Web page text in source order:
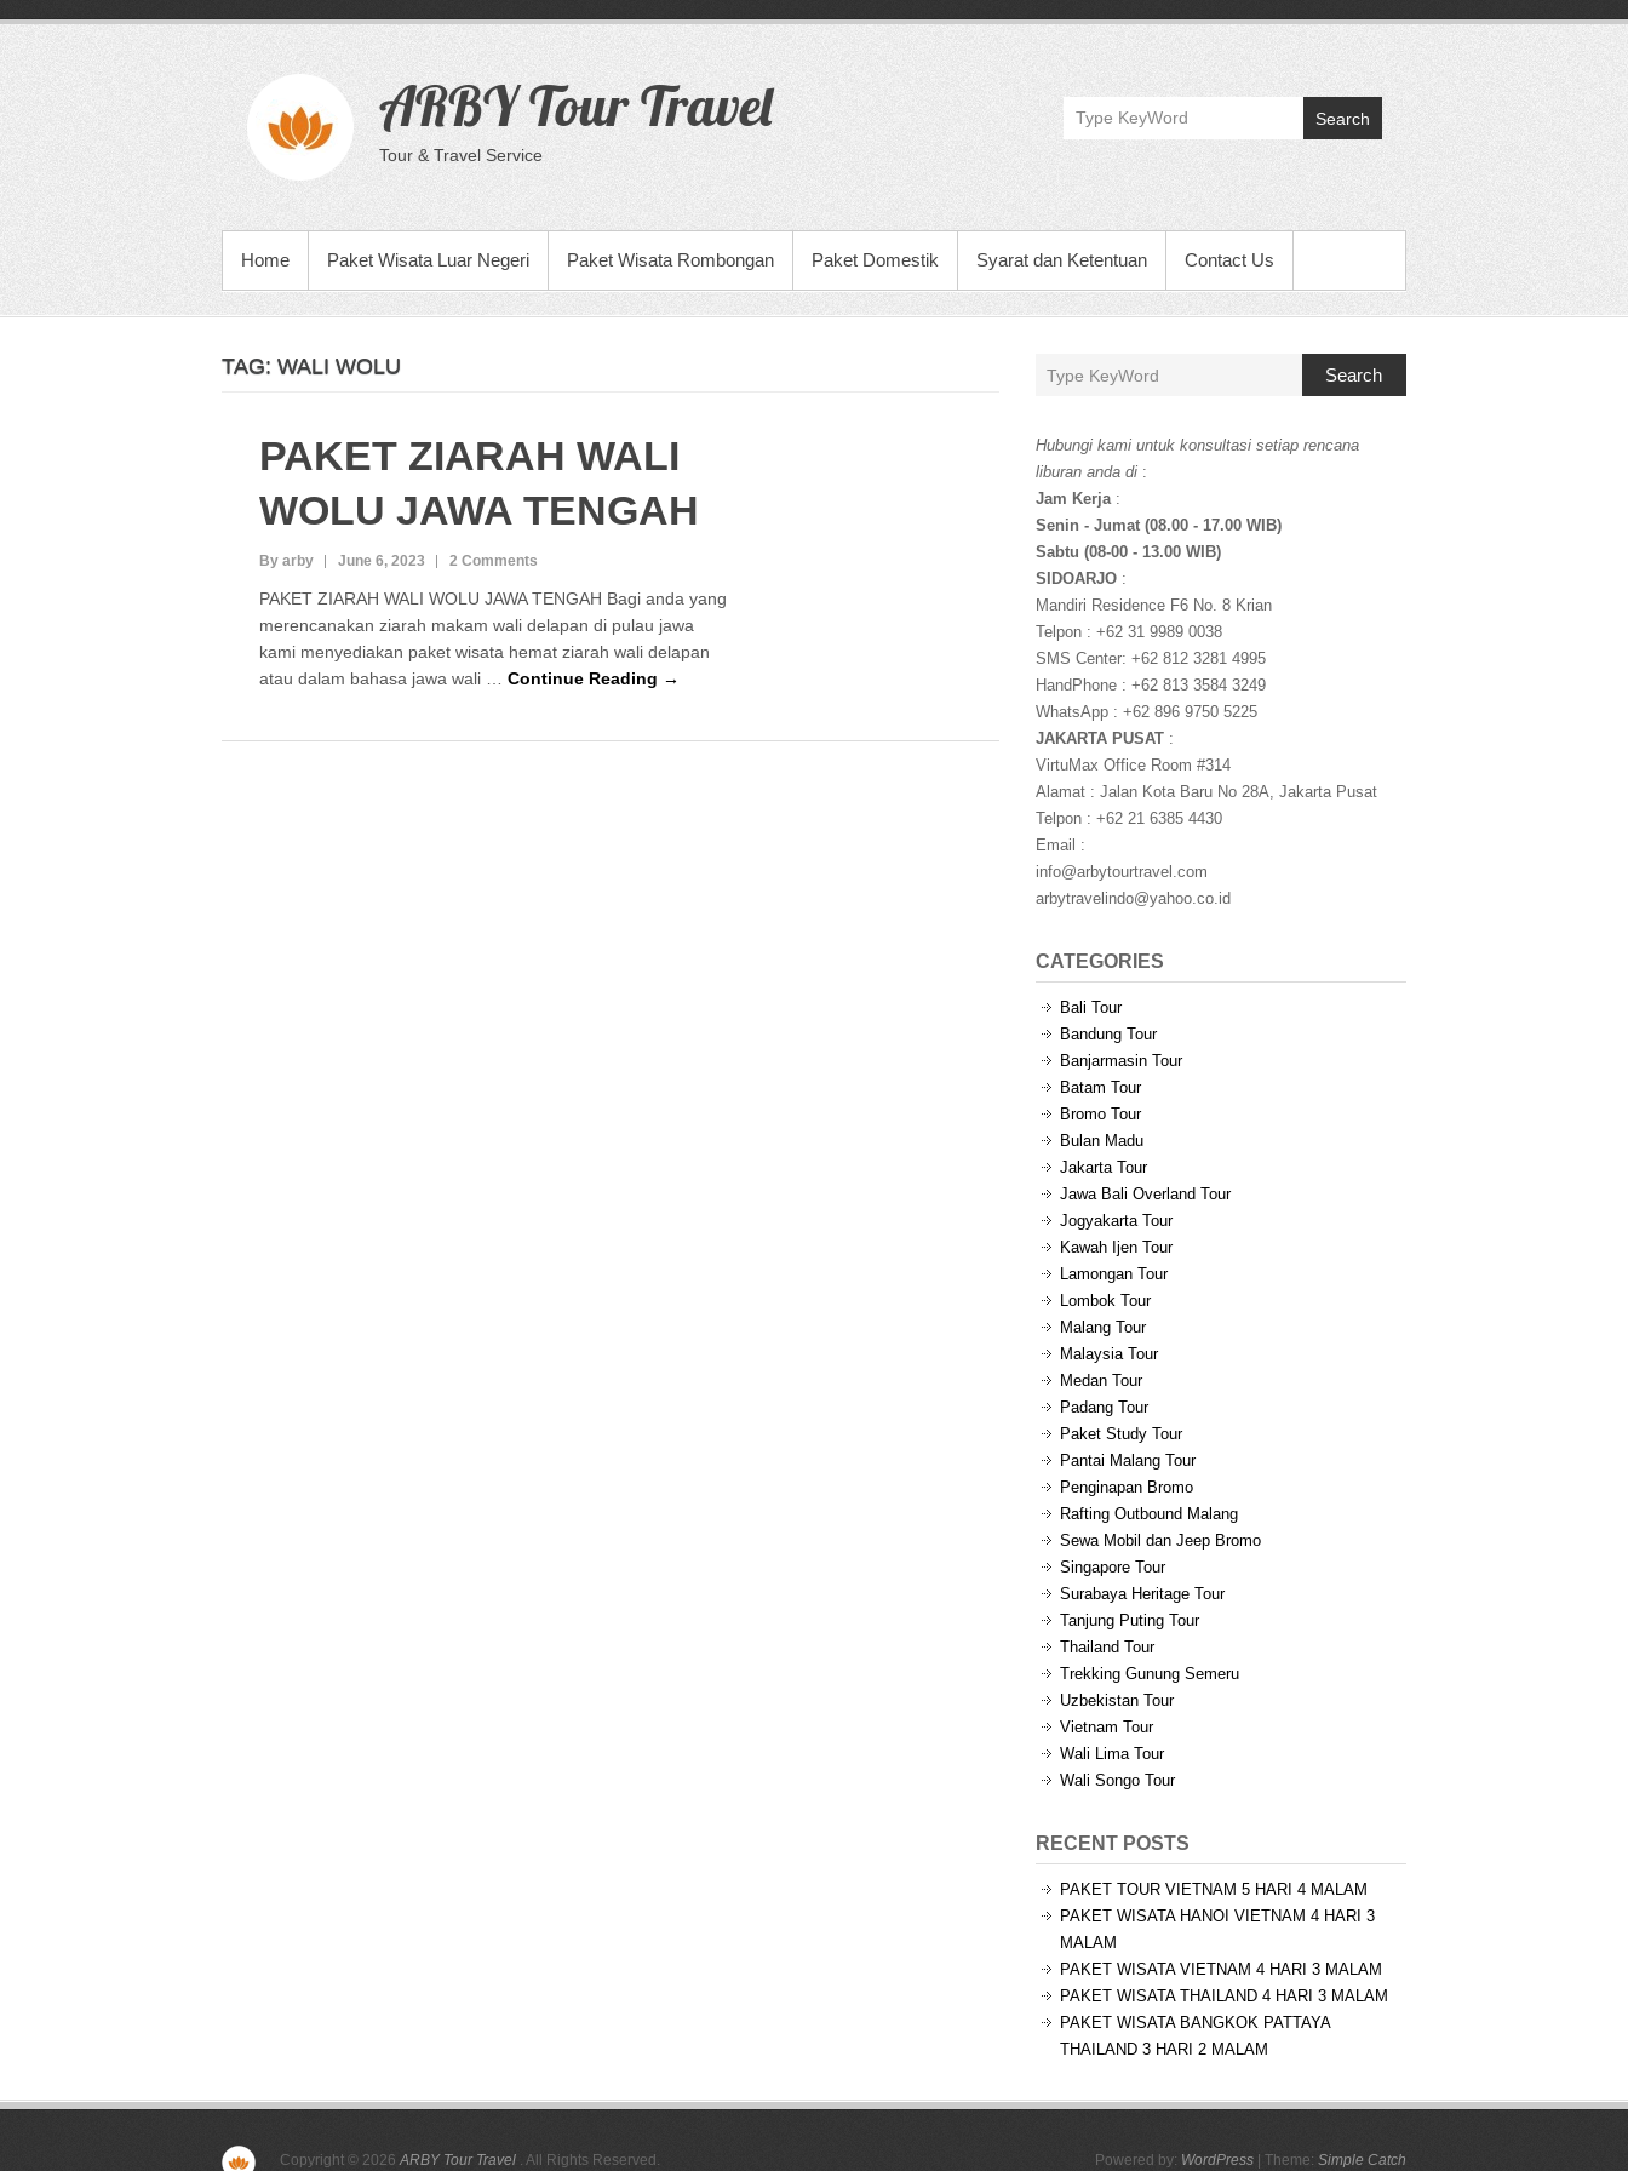
content
ARBY Tour Travel
Tour & Travel Service
Search
PRIMARY MENU
Home Paket Wisata Luar Negeri Paket Wisata Rombongan Paket Domestik Syarat dan Ketentuan Contact Us
TAG: WALI WOLU
PAKET ZIARAH WALI
WOLU JAWA TENGAH
By arby June 6, 2023 2 Comments
PAKET ZIARAH WALI WOLU JAWA TENGAH Bagi anda yang
merencanakan ziarah makam wali delapan di pulau jawa
kami menyediakan paket wisata hemat ziarah wali delapan
atau dalam bahasa jawa wali … Continue Reading →
Search
Hubungi kami untuk konsultasi setiap rencana
liburan anda di :
Jam Kerja:
Senin - Jumat (08.00 - 17.00 WIB)
Sabtu (08-00 - 13.00 WIB)
SIDOARJO:
Mandiri Residence F6 No. 8 Krian
Telpon : +62 31 9989 0038
SMS Center: +62 812 3281 4995
HandPhone : +62 813 3584 3249
WhatsApp : +62 896 9750 5225
JAKARTA PUSAT :
VirtuMax Office Room #314
Alamat : Jalan Kota Baru No 28A, Jakarta Pusat
Telpon : +62 21 6385 4430
Email :
info@arbytourtravel.com
arbytravelindo@yahoo.co.id
CATEGORIES
Bali Tour
Bandung Tour
Banjarmasin Tour
Batam Tour
Bromo Tour
Bulan Madu
Jakarta Tour
Jawa Bali Overland Tour
Jogyakarta Tour
Kawah Ijen Tour
Lamongan Tour
Lombok Tour
Malang Tour
Malaysia Tour
Medan Tour
Padang Tour
Paket Study Tour
Pantai Malang Tour
Penginapan Bromo
Rafting Outbound Malang
Sewa Mobil dan Jeep Bromo
Singapore Tour
Surabaya Heritage Tour
Tanjung Puting Tour
Thailand Tour
Trekking Gunung Semeru
Uzbekistan Tour
Vietnam Tour
Wali Lima Tour
Wali Songo Tour
RECENT POSTS
PAKET TOUR VIETNAM 5 HARI 4 MALAM
PAKET WISATA HANOI VIETNAM 4 HARI 3
MALAM
PAKET WISATA VIETNAM 4 HARI 3 MALAM
PAKET WISATA THAILAND 4 HARI 3 MALAM
PAKET WISATA BANGKOK PATTAYA
THAILAND 3 HARI 2 MALAM
Copyright © 2026ARBY Tour Travel . All Rights Reserved. Powered by: WordPress | Theme: Simple Catch